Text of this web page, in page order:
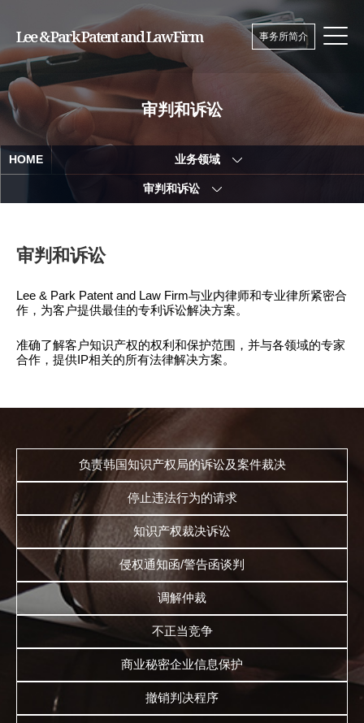
Lee & Park Patent and Law Firm 事务所简介
审判和诉讼
HOME 业务领域
审判和诉讼
审判和诉讼
Lee & Park Patent and Law Firm与业内律师和专业律所紧密合
作，为客户提供最佳的专利诉讼解决方案。
准确了解客户知识产权的权利和保护范围，并与各领域的专家
合作，提供IP相关的所有法律解决方案。
负责韩国知识产权局的诉讼及案件裁决
停止违法行为的请求
知识产权裁决诉讼
侵权通知函/警告函谈判
调解仲裁
不正当竞争
商业秘密企业信息保护
撤销判决程序